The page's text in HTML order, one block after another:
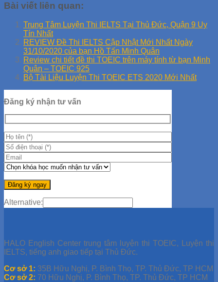
Bài viết liên quan:
Trung Tâm Luyện Thi IELTS Tại Thủ Đức, Quận 9 Uy
Tín Nhất
REVIEW Đề Thi IELTS Cập Nhật Mới Nhất Ngày
31/10/2020 của bạn Hồ Tấn Minh Quân
Review chi tiết đề thi TOEIC trên máy tính từ bạn Minh
Quân – TOEIC 925
Bộ Tài Liệu Luyện Thi TOEIC ETS 2020 Mới Nhất
Đăng ký nhận tư vấn
Alternative:
HALO English Center trung tâm luyện thi TOEIC, Luyện thi
IELTS, tiếng anh giao tiếp tại Thủ Đức.
Cơ sở 1: 35B Hữu Nghị, P. Bình Thọ, TP. Thủ Đức, TP HCM
Cơ sở 2: 70 Hữu Nghị, P. Bình Thọ, TP. Thủ Đức, TP HCM